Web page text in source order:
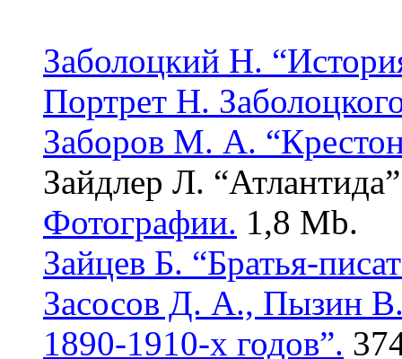
Заболоцкий Н.
Портрет Н.
Заборов М. А.
Зайдлер Л.
Фотографии. 1,8 Mb.
Зайцев Б. “Братья-
Засосов Д. А., Пызин
1890-1910-х годов”.